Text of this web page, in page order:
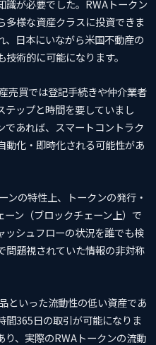
識が必要でした。RWAトークン
多様な資産クラスに投資できま
、日本にいながら米国不動産の
術的に可能になります。
売買では登記手続きや仲介業者
テップと時間を要していまし
であれば、スマートコントラク
動化・即時化される可能性があ
の特性上、トークンの発行・
ン（ブロックチェーン上）で
ッシュフローの状況を誰でも検
問題視されていた情報の非対称
といった流動性の低い資産であ
間365日の取引が可能になりま
、実際のRWAトークンの流動